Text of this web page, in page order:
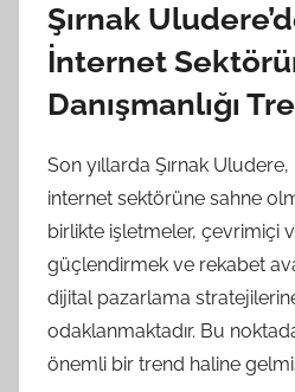
Şırnak
İnternet
Danışmanlığı
Son yıllarda Şırnak Uludere,
internet sektörüne sahne
birlikte işletmeler, çevrimiçi
güçlendirmek ve rekabet
dijital pazarlama
odaklanmaktadır. Bu
önemli bir trend haline